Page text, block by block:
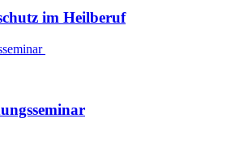
im Heilberuf